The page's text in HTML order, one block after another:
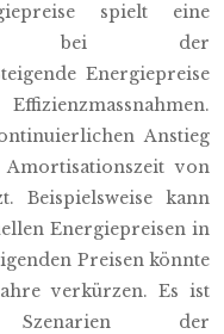
spielt eine
bei der
Energiepreise
Anstieg
von
Beispielsweise kann
Energiepreisen in
Preisen könnte
verkürzen. Es ist
Szenarien der